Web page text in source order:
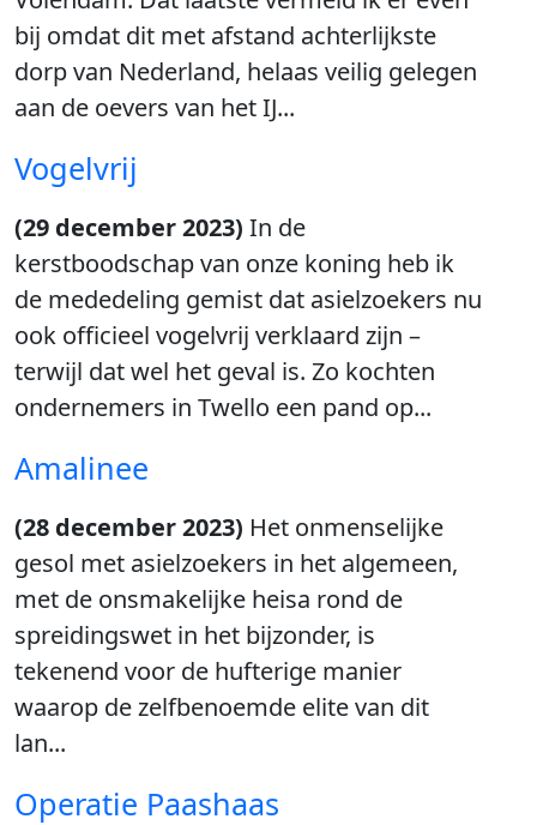
bij omdat dit met afstand achterlijkste
dorp van Nederland, helaas veilig gelegen
aan de oevers van het IJ...
Vogelvrij
(29 december 2023) In de
kerstboodschap van onze koning heb ik
de mededeling gemist dat asielzoekers nu
ook officieel vogelvrij verklaard zijn –
terwijl dat wel het geval is. Zo kochten
ondernemers in Twello een pand op...
Amalinee
(28 december 2023) Het onmenselijke
gesol met asielzoekers in het algemeen,
met de onsmakelijke heisa rond de
spreidingswet in het bijzonder, is
tekenend voor de hufterige manier
waarop de zelfbenoemde elite van dit
lan...
Operatie Paashaas